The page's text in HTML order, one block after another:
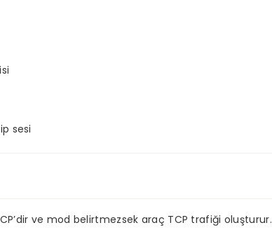
sesi
ve mod belirtmezsek araç TCP trafiği oluşturur.